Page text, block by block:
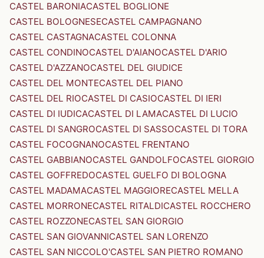
CASTEL BARONIACASTEL BOGLIONE
CASTEL BOLOGNESECASTEL CAMPAGNANO
CASTEL CASTAGNACASTEL COLONNA
CASTEL CONDINOCASTEL D'AIANOCASTEL D'ARIO
CASTEL D'AZZANOCASTEL DEL GIUDICE
CASTEL DEL MONTECASTEL DEL PIANO
CASTEL DEL RIOCASTEL DI CASIOCASTEL DI IERI
CASTEL DI IUDICACASTEL DI LAMACASTEL DI LUCIO
CASTEL DI SANGROCASTEL DI SASSOCASTEL DI TORA
CASTEL FOCOGNANOCASTEL FRENTANO
CASTEL GABBIANOCASTEL GANDOLFOCASTEL GIORGIO
CASTEL GOFFREDOCASTEL GUELFO DI BOLOGNA
CASTEL MADAMACASTEL MAGGIORECASTEL MELLA
CASTEL MORRONECASTEL RITALDICASTEL ROCCHERO
CASTEL ROZZONECASTEL SAN GIORGIO
CASTEL SAN GIOVANNICASTEL SAN LORENZO
CASTEL SAN NICCOLO'CASTEL SAN PIETRO ROMANO